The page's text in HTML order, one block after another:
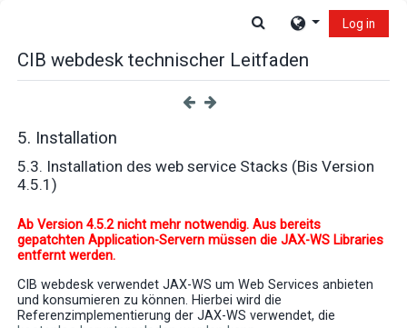
Toggle search input
Log in
CIB webdesk technischer Leitfaden
5. Installation
5.3. Installation des web service Stacks (Bis Version
4.5.1)
Ab Version 4.5.2 nicht mehr notwendig. Aus bereits
gepatchten Application-Servern müssen die JAX-WS Libraries
entfernt werden.
CIB webdesk verwendet JAX-WS um Web Services anbieten
und konsumieren zu können. Hierbei wird die
Referenzimplementierung der JAX-WS verwendet, die